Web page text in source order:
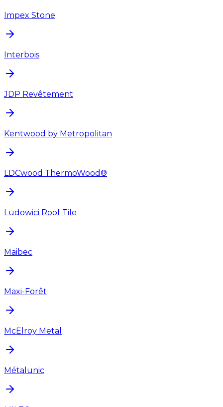
Impex Stone
Interbois
JDP Revêtement
Kentwood by Metropolitan
LDCwood ThermoWood®
Ludowici Roof Tile
Maibec
Maxi-Forêt
McElroy Metal
Métalunic